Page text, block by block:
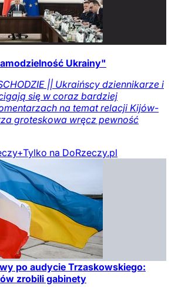
Ukrainy"
|| Ukraińscy dziennikarze i
się w coraz bardziej
na temat relacji Kijów-
groteskowa wręcz pewność
Tylko na DoRzeczy.pl
po audycie Trzaskowskiego:
zrobili gabinety